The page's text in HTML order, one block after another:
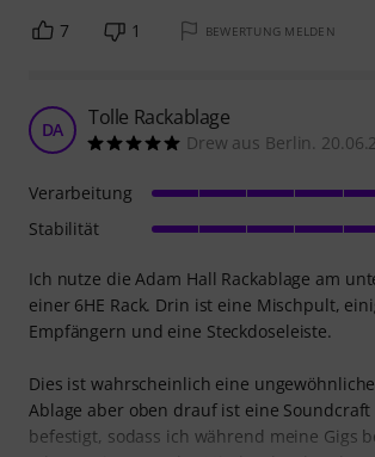
7 1 BEWERTUNG MELDEN
DA Tolle Rackablage
Drew aus Berlin.
Ich nutze die Adam Hall Rackablage am
einer 6HE Rack. Drin ist eine Mischpult,
Empfängern und eine Steckdoseleiste.
Dies ist wahrscheinlich eine
Ablage aber oben drauf ist eine
befestigt, sodass ich während meine Gigs
Verarbeitung
Stabilität